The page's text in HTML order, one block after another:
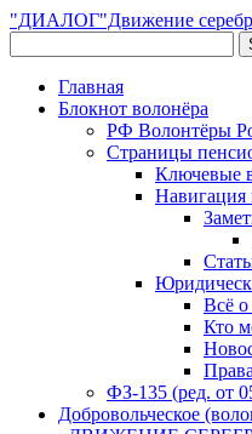
"ДИАЛОГ"Движение
Главная
Блокнот волонёра
РФ Волонтёры
Страницы
Ключевые
Навигация
Всё о
Кто
ФЗ-135 (ред. от
Добровольческое